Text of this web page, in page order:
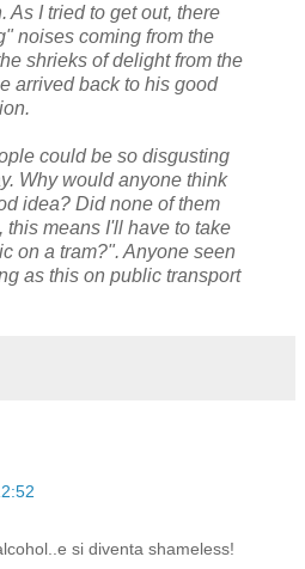
As I tried to get out, there
noises coming from the
shrieks of delight from the
arrived back to his good
could be so disgusting
Why would anyone think
idea? Did none of them
this means I'll have to take
on a tram?". Anyone seen
as this on public transport
si diventa shameless!